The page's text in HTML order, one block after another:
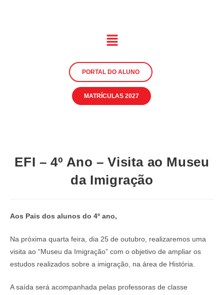
PORTAL DO ALUNO
MATRÍCULAS 2027
EFI – 4º Ano – Visita ao Museu
da Imigração
Aos Pais dos alunos do 4º ano,
Na próxima quarta feira, dia 25 de outubro, realizaremos uma
visita ao “Museu da Imigração” com o objetivo de ampliar os
estudos realizados sobre a imigração, na área de História.
A saída será acompanhada pelas professoras de classe